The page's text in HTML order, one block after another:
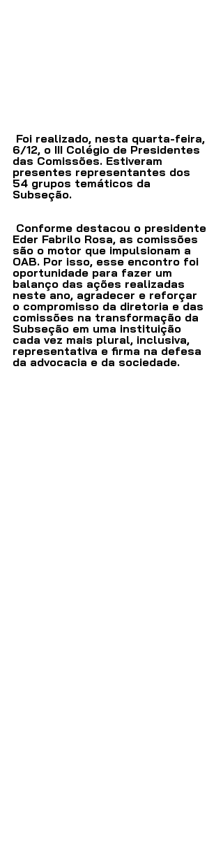
6/12, o III Colégio de Presidentes
das Comissões. Estiveram
presentes representantes dos
54 grupos temáticos da
Subseção.
Eder Fabrilo Rosa, as comissões
são o motor que impulsionam a
OAB. Por isso, esse encontro foi
oportunidade para fazer um
balanço das ações realizadas
neste ano, agradecer e reforçar
o compromisso da diretoria e das
comissões na transformação da
Subseção em uma instituição
cada vez mais plural, inclusiva,
representativa e firma na defesa
da advocacia e da sociedade.